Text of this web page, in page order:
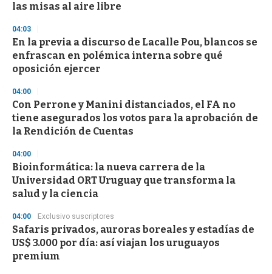
las misas al aire libre
04:03
En la previa a discurso de Lacalle Pou, blancos se
enfrascan en polémica interna sobre qué
oposición ejercer
04:00
Con Perrone y Manini distanciados, el FA no
tiene asegurados los votos para la aprobación de
la Rendición de Cuentas
04:00
Bioinformática: la nueva carrera de la
Universidad ORT Uruguay que transforma la
salud y la ciencia
04:00 Exclusivo suscriptores
Safaris privados, auroras boreales y estadías de
US$ 3.000 por día: así viajan los uruguayos
premium